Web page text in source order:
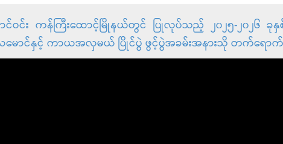
င်ဝင်း ကန်ကြီးထောင့်မြိုနယ်တွင် ပြုလုပ်သည့် ၂၀၂၅-၂၀၂၆ ခုနှစ်
လမောင်နှင့် ကာယအလှမယ် ပြိုင်ပွဲ ဖွင့်ပွဲအခမ်းအနားသို တက်ရောက်